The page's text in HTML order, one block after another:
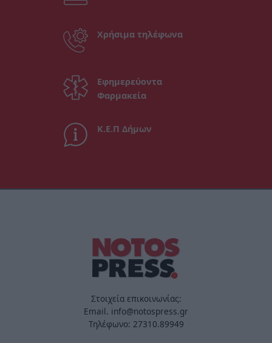
Χρήσιμα τηλέφωνα
Εφημερεύοντα
Φαρμακεία
Κ.Ε.Π Δήμων
Στοιχεία επικοινωνίας:
Email. info@notospress.gr
Τηλέφωνο: 27310.89949